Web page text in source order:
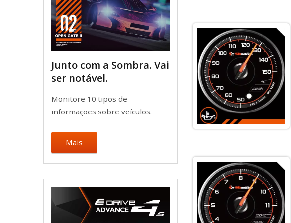
Junto com a Sombra. Vai
ser notável.
Monitore 10 tipos de
informações sobre veículos.
Mais